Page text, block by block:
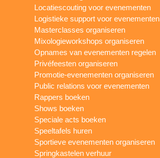
Locatiescouting voor evenementen
Logistieke support voor evenementen
Masterclasses organiseren
Mixologieworkshops organiseren
Opnames van evenementen regelen
Privéfeesten organiseren
Promotie-evenementen organiseren
Public relations voor evenementen
Rappers boeken
Shows boeken
Speciale acts boeken
Speeltafels huren
Sportieve evenementen organiseren
Springkastelen verhuur